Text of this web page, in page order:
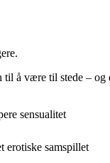
å være til stede –
sensualitet
erotiske samspillet